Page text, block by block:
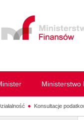
Ministerstwo
Konsultacje